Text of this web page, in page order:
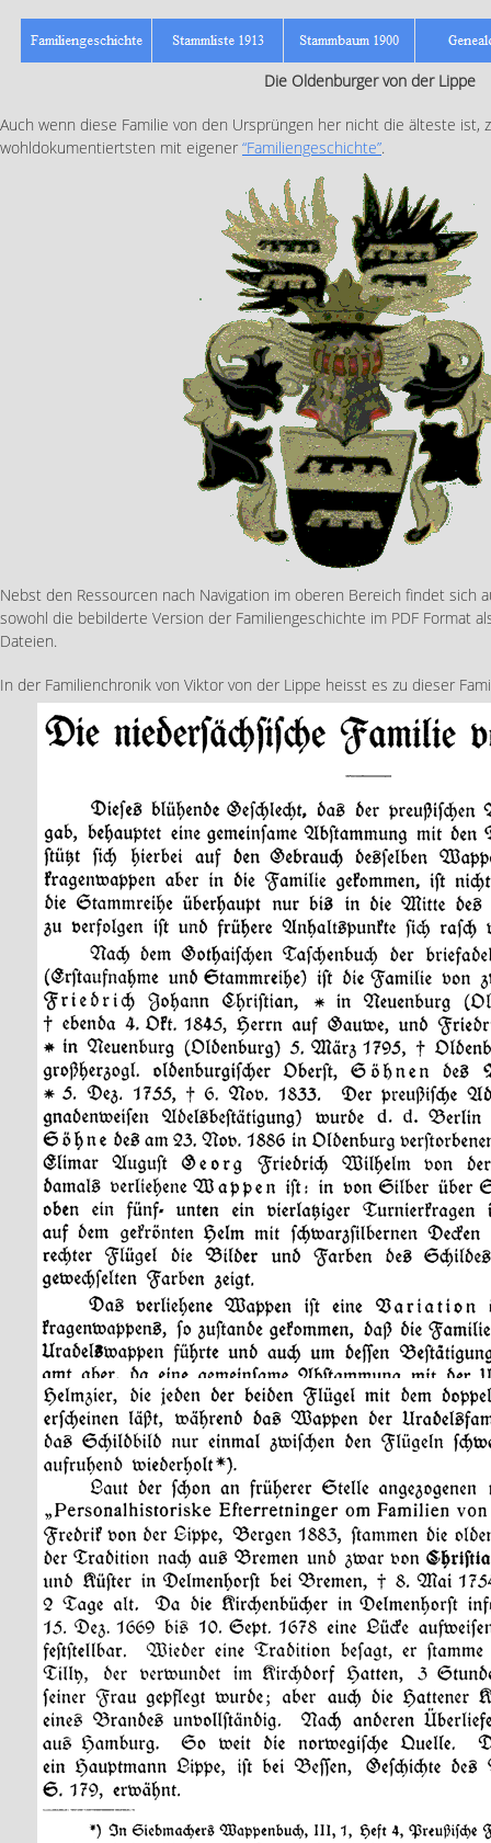
Die Oldenburger von der Lippe
Auch wenn diese Familie von den Ursprüngen her nicht die älteste ist,
wohldokumentiertsten mit eigener “Familiengeschichte”.
Nebst den Ressourcen nach Navigation im oberen Bereich findet sich
sowohl die bebilderte Version der Familiengeschichte im PDF Format
Dateien.
In der Familienchronik von Viktor von der Lippe heisst es zu dieser